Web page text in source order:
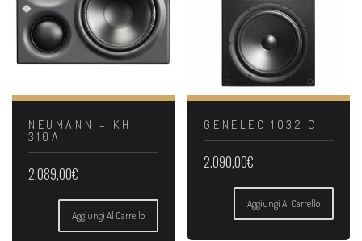
NEUMANN – KH
310A
2.089,00€
Aggiungi Al Carrello
GENELEC 1032 C
2.090,00€
Aggiungi Al Carrello